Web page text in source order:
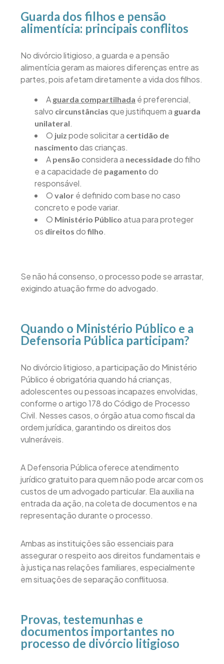
Guarda dos filhos e pensão
alimentícia: principais conflitos
No divórcio litigioso, a guarda e a pensão
alimentícia geram as maiores diferenças entre as
partes, pois afetam diretamente a vida dos filhos.
A guarda compartilhada é preferencial,
salvo circunstâncias que justifiquem a guarda
unilateral.
O juiz pode solicitar a certidão de
nascimento das crianças.
A pensão considera a necessidadedo filho
e a capacidade de pagamento do
responsável.
O valor é definido com base no caso
concreto e pode variar.
O Ministério Público atua para proteger
os direitos dofilho.
Se não há consenso, o processo pode se arrastar,
exigindo atuação firme do advogado.
Quando o Ministério Público e a
Defensoria Pública participam?
No divórcio litigioso, a participação do Ministério
Público é obrigatória quando há crianças,
adolescentes ou pessoas incapazes envolvidas,
conforme o artigo 178 do Código de Processo
Civil. Nesses casos, o órgão atua como fiscal da
ordem jurídica, garantindo os direitos dos
vulneráveis.
A Defensoria Pública oferece atendimento
jurídico gratuito para quem não pode arcar com os
custos de um advogado particular. Ela auxilia na
entrada da ação, na coleta de documentos e na
representação durante o processo.
Ambas as instituições são essenciais para
assegurar o respeito aos direitos fundamentais e
à justiça nas relações familiares, especialmente
em situações de separação conflituosa.
Provas, testemunhas e
documentos importantes no
processo de divórcio litigioso